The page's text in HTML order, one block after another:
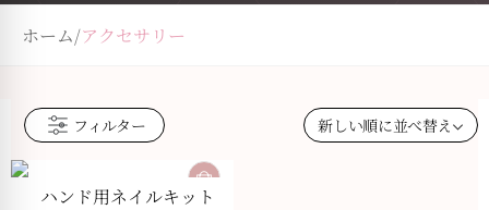
ホーム/アクセサリー
フィルター
ハンド用ネイルキット